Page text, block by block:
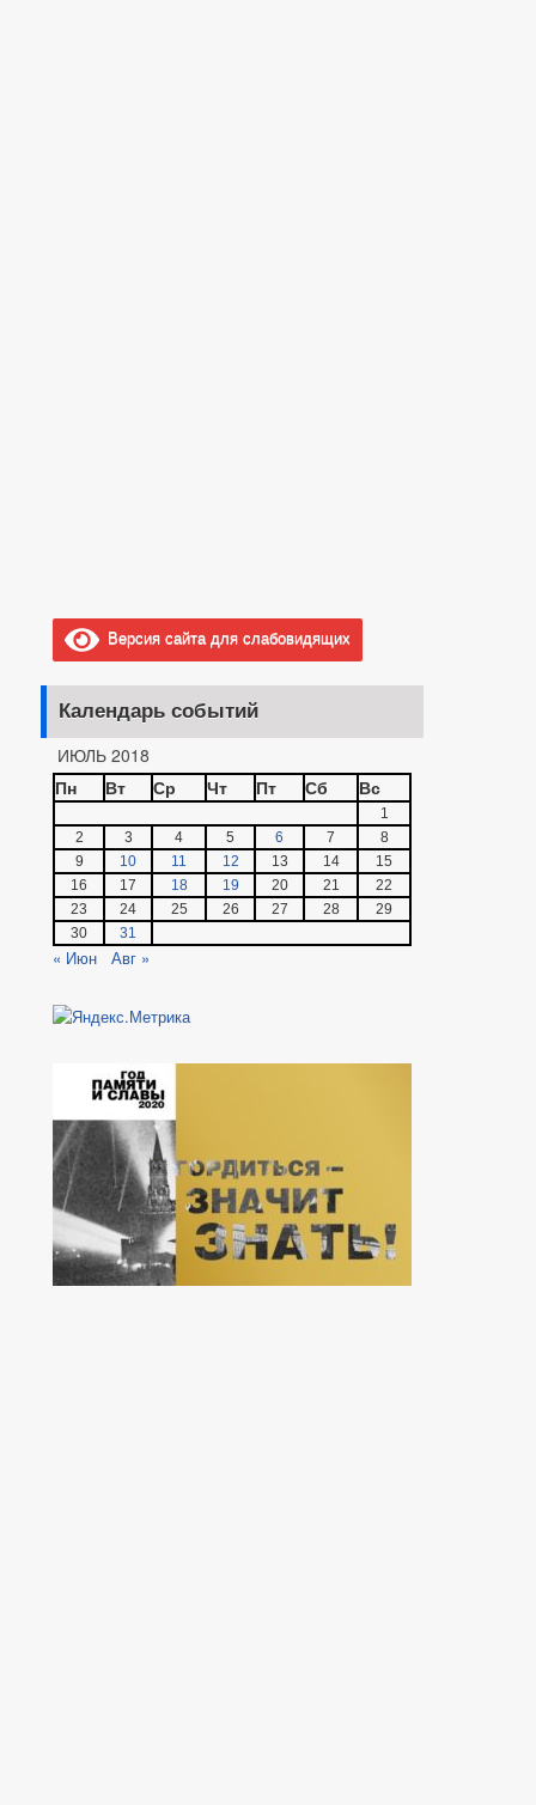
Версия сайта для слабовидящих
Календарь событий
ИЮЛЬ 2018
Пн
Вт Ср Чт Пт Сб Вс
1
2
3 4 5 6 7
8
9
10 11 12 13 14
15
16
17 18 19 20 21
22
23
24 25 26 27 28
29
30
31
« Июн Авг »